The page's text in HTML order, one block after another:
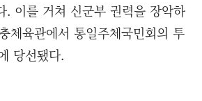
. 이를 거쳐 신군부 권력을 장악하
체육관에서 통일주체국민회의 투
당선됐다.